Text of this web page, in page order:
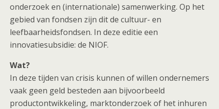
onderzoek en (internationale) samenwerking. Op het
gebied van fondsen zijn dit de cultuur- en
leefbaarheidsfondsen. In deze editie een
innovatiesubsidie: de NIOF.
Wat?
In deze tijden van crisis kunnen of willen ondernemers
vaak geen geld besteden aan bijvoorbeeld
productontwikkeling, marktonderzoek of het inhuren